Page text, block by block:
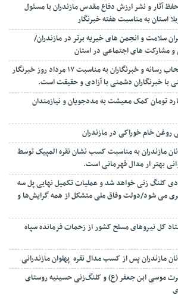
آثار و نشر ارزش دفاع مقدس مازندران با مسئول
استان به مناسبت هفته خبرنگار
سلامت و انجمن های خیریه برتر در مازندران/
و مشارکت های اجتماعی در استان
برگزاری آئین تجلیل از اصحاب رسانه و خبرنگاران به مناسبت ۱۷ مرداد روز خبرنگار
با خبرنگاران دشمنی با آزادی و حقیقت است.
بیش از ۴۰۰ میلیارد تومان کمک معیشت به مددجویان و نیازمندان
مازندران به مناسبت کسب نشان نقره المپیک توسط
بهتر ار مدال قهرمانی است.
کلنگ زنی خواهد شد و عملیات تکمیل نهایی پل سه
می شود/دولت وفاق ملی متشکل از همه گرایش‌ها و
کل نیرو‌های مسلح کشور از زحمات فرمانده سپاه
مازندران پس از کسب مدال نقره پهلوان مازندرانی
موسی ابن جعفر (ع) و کلنگ‌زنی حسینیه روستای